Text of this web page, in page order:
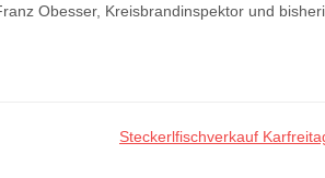
Obesser, Kreisbrandinspektor und
Steckerlfischverkauf